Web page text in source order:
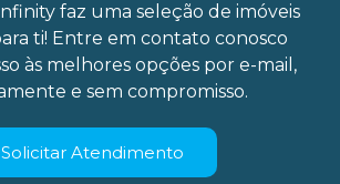
faz uma seleção de imóveis
ti! Entre em contato conosco
às melhores opções por e-mail,
e sem compromisso.
Solicitar Atendimento